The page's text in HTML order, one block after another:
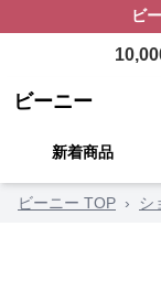
ビ
ビーニー
新着商品
ビーニー TOP › シ